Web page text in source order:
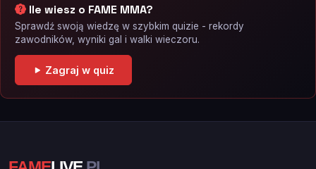
Ile wiesz o FAME MMA?
Sprawdź swoją wiedzę w szybkim quizie - rekordy
zawodników, wyniki gal i walki wieczoru.
Zagraj w quiz